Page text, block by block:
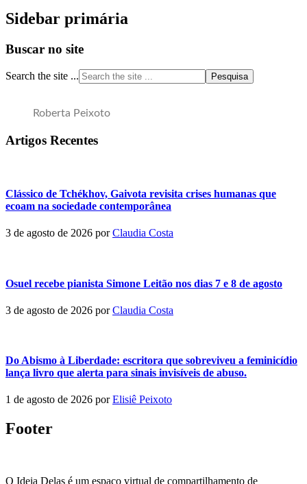
Sidebar primária
Buscar no site
Search the site ...
Roberta Peixoto
Artigos Recentes
Clássico de Tchékhov, Gaivota revisita crises humanas que
ecoam na sociedade contemporânea
3 de agosto de 2026 porClaudia Costa
Osuel recebe pianista Simone Leitão nos dias 7 e 8 de agosto
3 de agosto de 2026 porClaudia Costa
Do Abismo à Liberdade: escritora que sobreviveu a feminicídio
lança livro que alerta para sinais invisíveis de abuso.
1 de agosto de 2026 porElisiê Peixoto
Footer
O Ideia Delas é um espaço virtual de compartilhamento de